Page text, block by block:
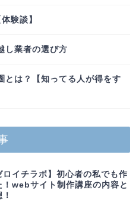
験談】
し業者の選び方
とは？【知ってる人が得をす
ロイチラボ】初心者の私でも作
！webサイト制作講座の内容と